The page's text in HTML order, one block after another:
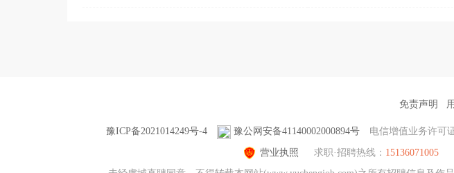
免责声明
豫ICP备2021014249号-4 豫公网安备41140002000894号 电信增值业务许可
营业执照 求职·招聘热线： 15136071005